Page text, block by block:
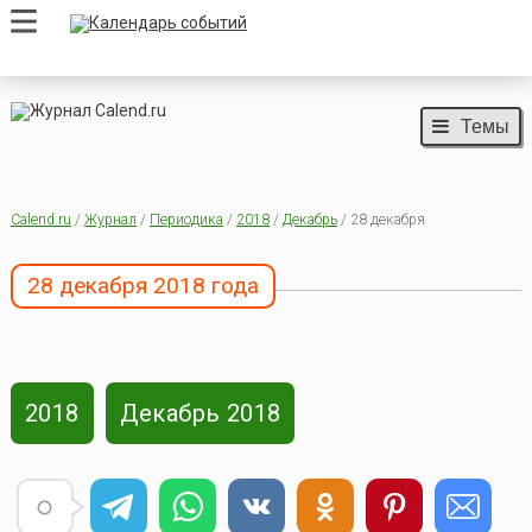
Темы
Calend.ru / Журнал / Периодика / 2018/ Декабрь/ 28 декабря
28 декабря 2018 года
2018 Декабрь 2018